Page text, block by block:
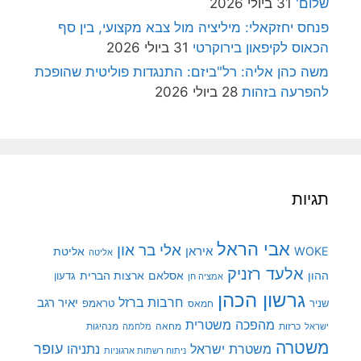
שלום' 31 ביולי 2026
פנחס יחזקאלי: מיליציה מול צבא מקצועי, בין סף
הכאוס לקיפאון בירוקרטי 31 ביולי 2026
משה כהן אליה: רל"ביזם: התנגדות פוליטית שהופכת
להפרעה בזהות 28 ביולי 2026
תגיות
WOKE אבי הראל איראן אלי בר און אליטה אליטת
ההון אלעד רזניק אמציה חן אסלאם ארצות הברית גדעון
שניר גרשון הכהן חמאס חרבות ברזל טראמפ יאיר רגב
ישראל כרזות מהפכה משטרית מחאה מלחמה מנהיגות
משטרה משטרת ישראל ניתוח רשתות ארגוניות נתניהו עופר